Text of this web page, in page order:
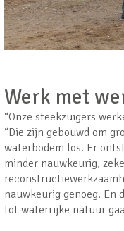
Werk met
“Onze steekzuigers
“Die zijn gebouwd om
waterbodem los. Er
minder nauwkeurig,
nauwkeurig genoeg. En
tot waterrijke natuur